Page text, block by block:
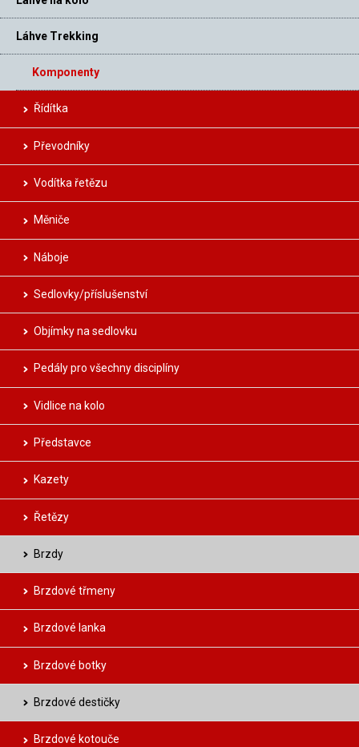
Láhve Trekking
Komponenty
Řídítka
Převodníky
Vodítka řetězu
Měniče
Náboje
Sedlovky/příslušenství
Objímky na sedlovku
Pedály pro všechny disciplíny
Vidlice na kolo
Představce
Kazety
Řetězy
Brzdy
Brzdové třmeny
Brzdové lanka
Brzdové botky
Brzdové destičky
Brzdové kotouče